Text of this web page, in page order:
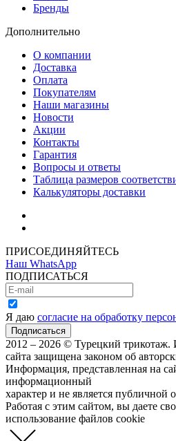
Бренды
Дополнительно
О компании
Доставка
Оплата
Покупателям
Наши магазины
Новости
Акции
Контакты
Гарантия
Вопросы и ответы
Таблица размеров
Калькуляторы доставки
ПРИСОЕДИНЯЙТЕСЬ
Наш WhatsApp
ПОДПИСАТЬСЯ
Я даю согласие на обработку
2012 – 2026 © Турецкий
сайта защищена законом об
Информация, представленная на
информационный
характер и не является публичной
Работая с этим сайтом, вы даете
использование файлов cookie